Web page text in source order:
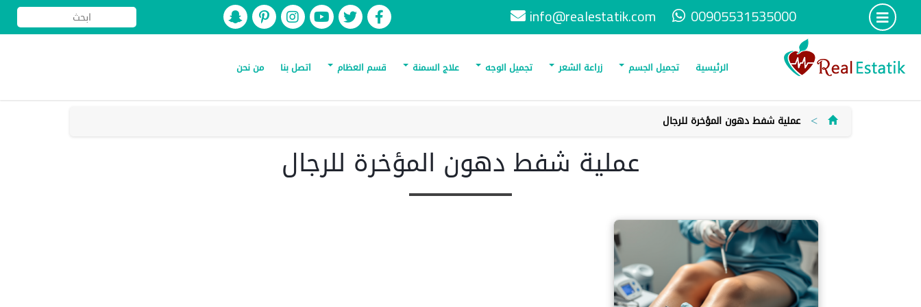
00905531535000
info@realestatik.com
الرئيسية تجميل الجسم زراعة الشعر تجميل الوجه علاج السمنة قسم العظام اتصل بنا من نحن
> عملية شفط دهون المؤخرة للرجال
عملية شفط دهون المؤخرة للرجال